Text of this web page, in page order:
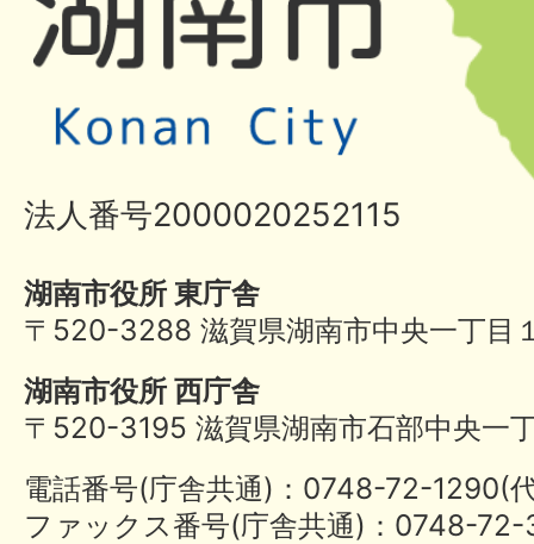
法人番号2000020252115
湖南市役所 東庁舎
〒520-3288 滋賀県湖南市中央一丁目
湖南市役所 西庁舎
〒520-3195 滋賀県湖南市石部中央一
電話番号(庁舎共通)：0748-72-
ファックス番号(庁舎共通)：0748-